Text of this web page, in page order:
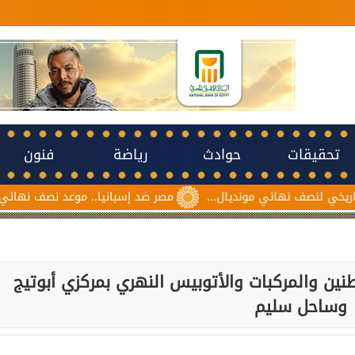
تحقيقات حوادث رياضة فنون
مصر ضد إسبانيا.. موعد نصف نهائي مونديال مونديال...
والمركبات والأتوبيس النهري بمركزي أبوتيج
وساحل سليم